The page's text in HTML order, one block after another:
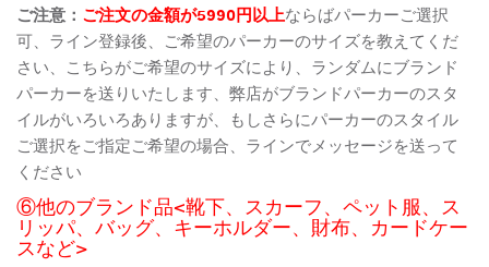
ご注意： ご注文の金額が5990円以上ならばパーカーご選択
可、ライン登録後、ご希望のパーカーのサイズを教えてくだ
さい、こちらがご希望のサイズにより、ランダムにブランド
パーカーを送りいたします、弊店がブランドパーカーのスタ
イルがいろいろありますが、もしさらにパーカーのスタイル
ご選択をご指定ご希望の場合、ラインでメッセージを送って
ください
⑥他のブランド品<靴下、スカーフ、ペット服、ス
リッパ、バッグ、キーホルダー、財布、カードケー
スなど>